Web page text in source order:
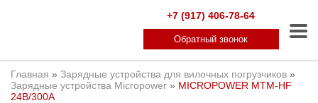
+7 (917) 406-78-64
Обратный звонок
Главная » Зарядные устройства для вилочных погрузчиков »
Зарядные устройства Micropower » MICROPOWER MTM-HF
24В/300А